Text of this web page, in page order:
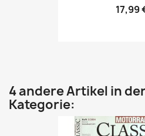
17,99
4 andere Artikel in
Kategorie: